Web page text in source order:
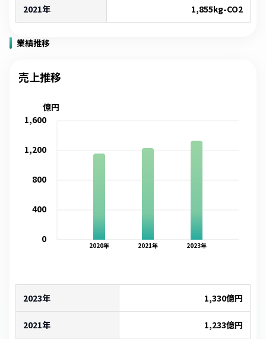
2021年 1,855kg-CO2
業績推移
売上推移
2020年 2021年 2023年
0
400
800
1,200
1,600
億円
2023年 1,330億円
2021年 1,233億円